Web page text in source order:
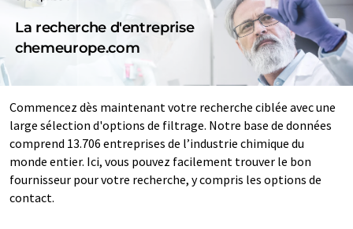
La recherche d'entreprise
chemeurope.com
Commencez dès maintenant votre recherche ciblée avec une
large sélection d'options de filtrage. Notre base de données
comprend 13.706 entreprises de l’industrie chimique du
monde entier. Ici, vous pouvez facilement trouver le bon
fournisseur pour votre recherche, y compris les options de
contact.